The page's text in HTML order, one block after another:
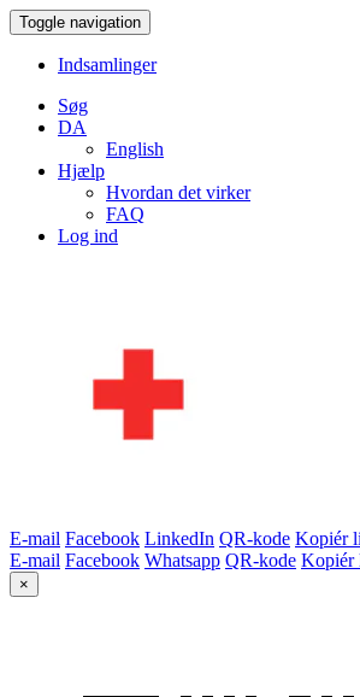
Toggle navigation
Indsamlinger
Søg
DA
English
Hjælp
Hvordan det virker
FAQ
Log ind
E-mail Facebook LinkedIn QR-kode Kopiér
E-mail Facebook Whatsapp QR-kode Kopiér
×